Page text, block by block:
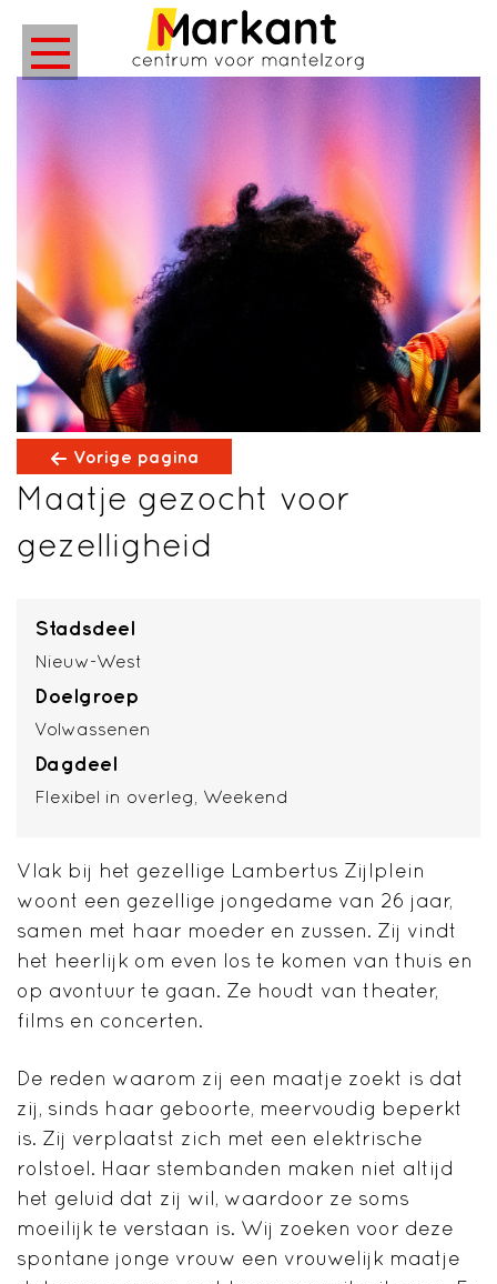
;
Vorige pagina
Maatje gezocht voor
gezelligheid
Stadsdeel
Nieuw-West
Doelgroep
Volwassenen
Dagdeel
Flexibel in overleg Weekend
Vlak bij het gezellige Lambertus Zijlplein
woont een gezellige jongedame van 26 jaar,
samen met haar moeder en zussen. Zij vindt
het heerlijk om even los te komen van thuis en
op avontuur te gaan. Ze houdt van theater,
films en concerten.
De reden waarom zij een maatje zoekt is dat
zij, sinds haar geboorte, meervoudig beperkt
is. Zij verplaatst zich met een elektrische
rolstoel. Haar stembanden maken niet altijd
het geluid dat zij wil, waardoor ze soms
moeilijk te verstaan is. Wij zoeken voor deze
spontane jonge vrouw een vrouwelijk maatje